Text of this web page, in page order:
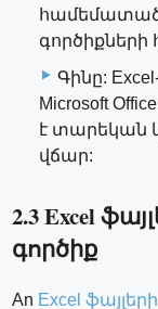
համեմատած
գործիքների
Գինը:
Microsoft
է տարեկան
վճար:
2.3 Excel
գործիք
An Excel